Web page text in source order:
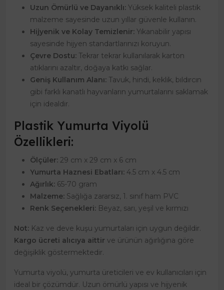
Uzun Ömürlü ve Dayanıklı: Yüksek kaliteli plastik
malzeme sayesinde uzun yıllar güvenle kullanın.
Hijyenik ve Kolay Temizlenir: Yıkanabilir yapısı
sayesinde hijyen standartlarınızı koruyun.
Çevre Dostu: Tekrar tekrar kullanılarak karton
atıklarını azaltır, doğaya katkı sağlar.
Geniş Kullanım Alanı: Tavuk, hindi, keklik, bıldırcın
gibi farklı kanatlı hayvanların yumurtalarını saklamak
için idealdir.
Plastik Yumurta Viyolü
Özellikleri:
Ölçüler: 29 cm x 29 cm x 6 cm
Yumurta Haznesi Ebatları: 4.5 cm x 4.5 cm
Ağırlık: 65-70 gram
Malzeme: Sağlığa zararsız, 1. sınıf ham PVC
Renk Seçenekleri: Beyaz, sarı, yeşil ve kırmızı
Not: Kaz ve deve kuşu yumurtaları için uygun değildir.
Kargo ücreti alıcıya aittir ve ürünün ağırlığına göre
değişiklik göstermektedir.
Yumurta viyolü, yumurta üreticileri ve ev kullanıcıları için
ideal bir çözümdür. Uzun ömürlü yapısı ve hijyenik